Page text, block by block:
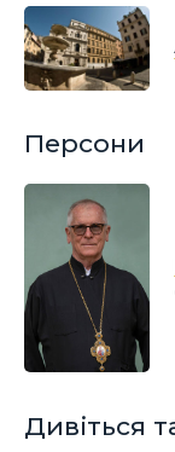
Персони
Дивіться